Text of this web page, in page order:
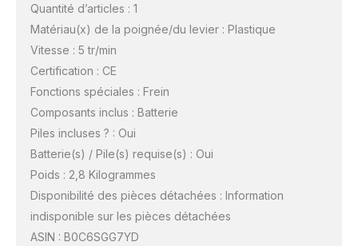
Quantité d’articles : 1
Matériau(x) de la poignée/du levier : Plastique
Vitesse : 5 tr/min
Certification : CE
Fonctions spéciales : Frein
Composants inclus : Batterie
Piles incluses ? : Oui
Batterie(s) / Pile(s) requise(s) : Oui
Poids : 2,8 Kilogrammes
Disponibilité des pièces détachées : Information
indisponible sur les pièces détachées
ASIN : B0C6SGG7YD